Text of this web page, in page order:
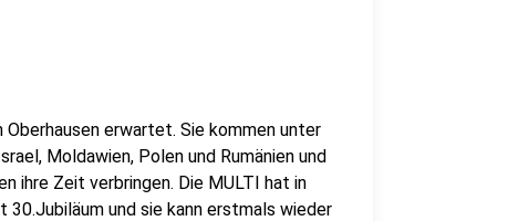
erwartet. Sie kommen unter
Moldawien, Polen und Rumänien und
ihre Zeit verbringen. Die MULTI hat in
30.Jubiläum und sie kann erstmals wieder